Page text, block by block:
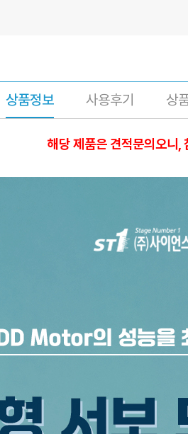
상품정보 사용후기 상
해당 제품은 견적문의오니,